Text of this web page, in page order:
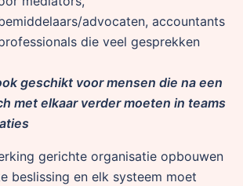
advocaten, accountants
die veel gesprekken
geschikt voor mensen die na een
met elkaar verder moeten in teams
gerichte organisatie opbouwen
beslissing en elk systeem moet